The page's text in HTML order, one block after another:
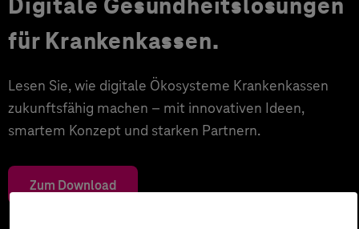
für Krankenkassen.
Lesen Sie, wie digitale Ökosysteme Krankenkassen
zukunftsfähig machen – mit innovativen Ideen,
smartem Konzept und starken Partnern.
Zum Download